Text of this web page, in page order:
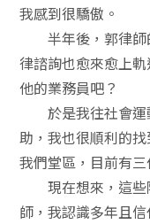
我感到很驕傲。
半年後，郭律師
律諮詢也愈來愈上
他的業務員吧？
於是我往社會運
助，我也很順利的
我們堂區，目前有三
現在想來，這些
師，我認識多年且